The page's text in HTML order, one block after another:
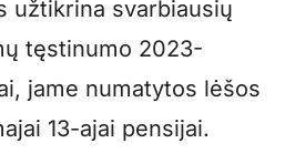
užtikrina svarbiausių
tęstinumo 2023-
jame numatytos lėšos
13-ajai pensijai.